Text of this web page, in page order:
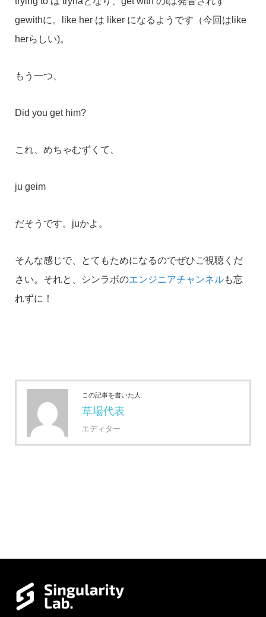
gewithに。like her は liker になるようです（今回はlike
herらしい)。
もう一つ、
Did you get him?
これ、めちゃむずくて、
ju geim
だそうです。juかよ。
そんな感じで、とてもためになるのでぜひご視聴くだ
さい。それと、シンラボのエンジニアチャンネルも忘
れずに！
この記事を書いた人
草場代表
エディター